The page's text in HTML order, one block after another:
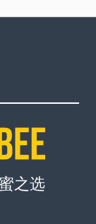
之选